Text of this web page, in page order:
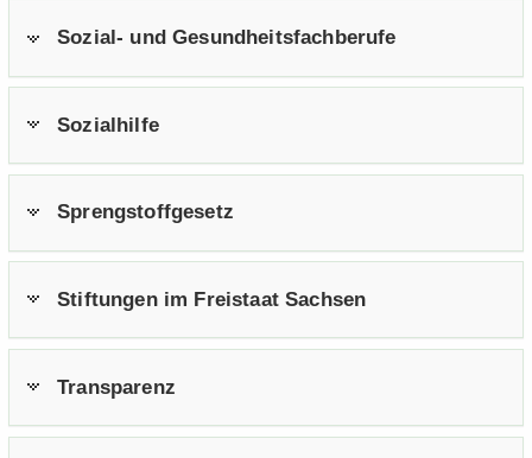
Sozial-​ und Ge­sund­heits­fach­be­ru­fe
So­zi­al­hil­fe
Spreng­stoff­ge­setz
Stif­tun­gen im Frei­staat Sach­sen
Trans­pa­renz